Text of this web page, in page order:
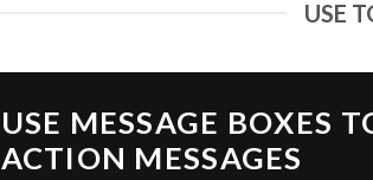
USE
USE MESSAGE BOXES
ACTION MESSAGES